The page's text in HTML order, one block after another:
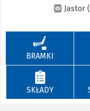
Jastor
BRAMKI
SKŁADY